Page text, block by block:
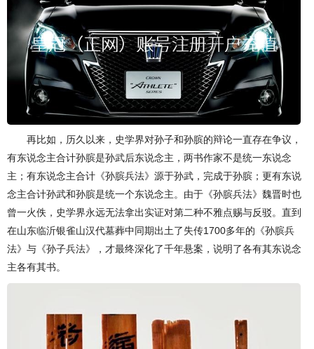
再比如，历久以来，史学界对孙子和孙膑的辩论一直存在争议，
有东说念主合计孙膑是孙武后东说念主，两书作家不是统一东说念
主；有东说念主合计《孙膑兵法》源于孙武，完成于孙膑；更有东说
念主合计孙武和孙膑是统一个东说念主。由于《孙膑兵法》魏晋时也
曾一火佚，史学界永远无法拿出实证对第二种不雅点赐与反驳。直到
在山东临沂银雀山汉代墓葬中同期出土了失传1700多年的《孙膑兵
法》与《孙子兵法》，才最终深化了千年悬案，说明了各有其东说念
主各有其书。